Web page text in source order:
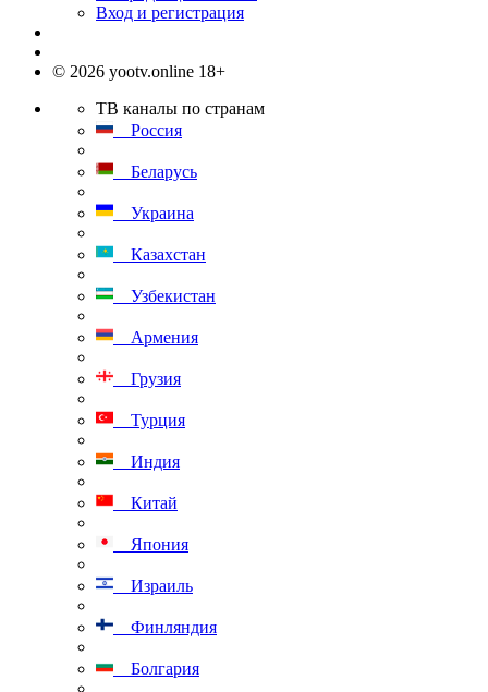
Вход и регистрация
© 2026 yootv.online 18+
ТВ каналы по странам
Россия
Беларусь
Украина
Казахстан
Узбекистан
Армения
Грузия
Турция
Индия
Китай
Япония
Израиль
Финляндия
Болгария